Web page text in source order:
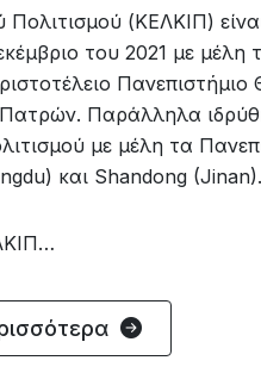
Πολιτισμού (ΚΕΛΚΙΠ)
του 2021 με μέλη
Πανεπιστήμιο
Παράλληλα
με μέλη τα
και Shandong (Jinan).